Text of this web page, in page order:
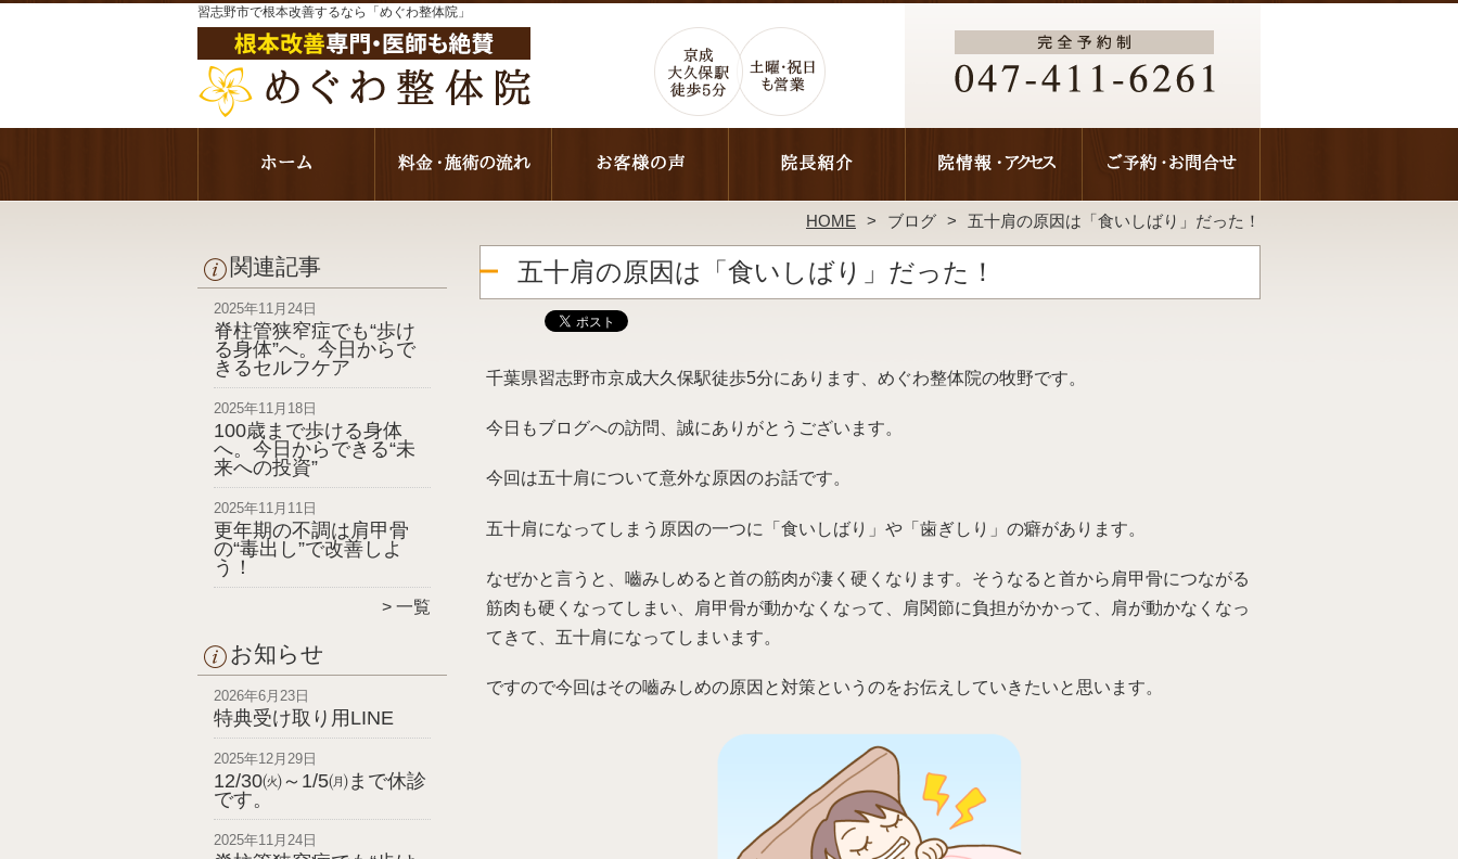
習志野市で根本改善するなら「めぐわ整体院」
HOME ブログ 五十肩の原因は「食いしばり」だった！
関連記事
2025年11月24日
脊柱管狭窄症でも“歩け
る身体”へ。今日からで
きるセルフケア
2025年11月18日
100歳まで歩ける身体
へ。今日からできる“未
来への投資”
2025年11月11日
更年期の不調は肩甲骨
の“毒出し”で改善しよ
う！
一覧
お知らせ
2026年6月23日
特典受け取り用LINE
2025年12月29日
12/30㈫～1/5㈪まで休診
です。
2025年11月24日
五十肩の原因は「食いしばり」だった！
千葉県習志野市京成大久保駅徒歩5分にあります、めぐわ整体院の牧野です。
今日もブログへの訪問、誠にありがとうございます。
今回は五十肩について意外な原因のお話です。
五十肩になってしまう原因の一つに「食いしばり」や「歯ぎしり」の癖があります。
なぜかと言うと、嚙みしめると首の筋肉が凄く硬くなります。そうなると首から肩甲骨につながる
筋肉も硬くなってしまい、肩甲骨が動かなくなって、肩関節に負担がかかって、肩が動かなくなっ
てきて、五十肩になってしまいます。
ですので今回はその嚙みしめの原因と対策というのをお伝えしていきたいと思います。